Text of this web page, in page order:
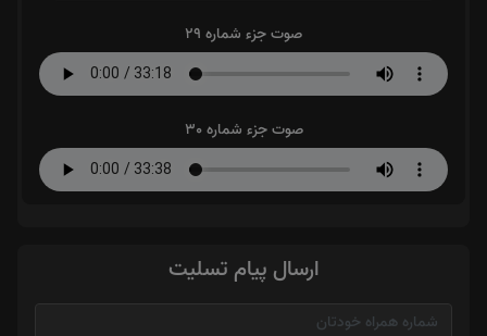
صوت جزء شماره 29
صوت جزء شماره 30
ارسال پیام تسلیت